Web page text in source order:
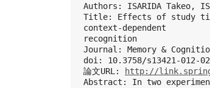
Authors: ISARIDA Takeo,
Title: Effects of study
context-dependent
recognition
Journal: Memory &
doi: 10.3758/s13421-012-
論文URL:
http://
Abstract: In two